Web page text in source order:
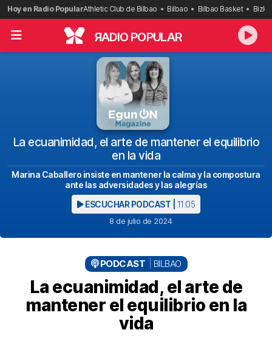
Saltar
al
contenido
Hoy en Radio PopularAthletic Club de Bilbao Bilbao Bilbao Basket
RADIO POPULAR
La ecuanimidad, el arte de mantener el equilibrio
en la vida
Marina Caballero insiste en mantener la calma y la compostura
ante las adversidades y las alegrías
ESCUCHAR PODCAST | 11:05
8 de julio de 2024
PODCAST BILBAO
La ecuanimidad, el arte de
mantener el equilibrio en la
vida